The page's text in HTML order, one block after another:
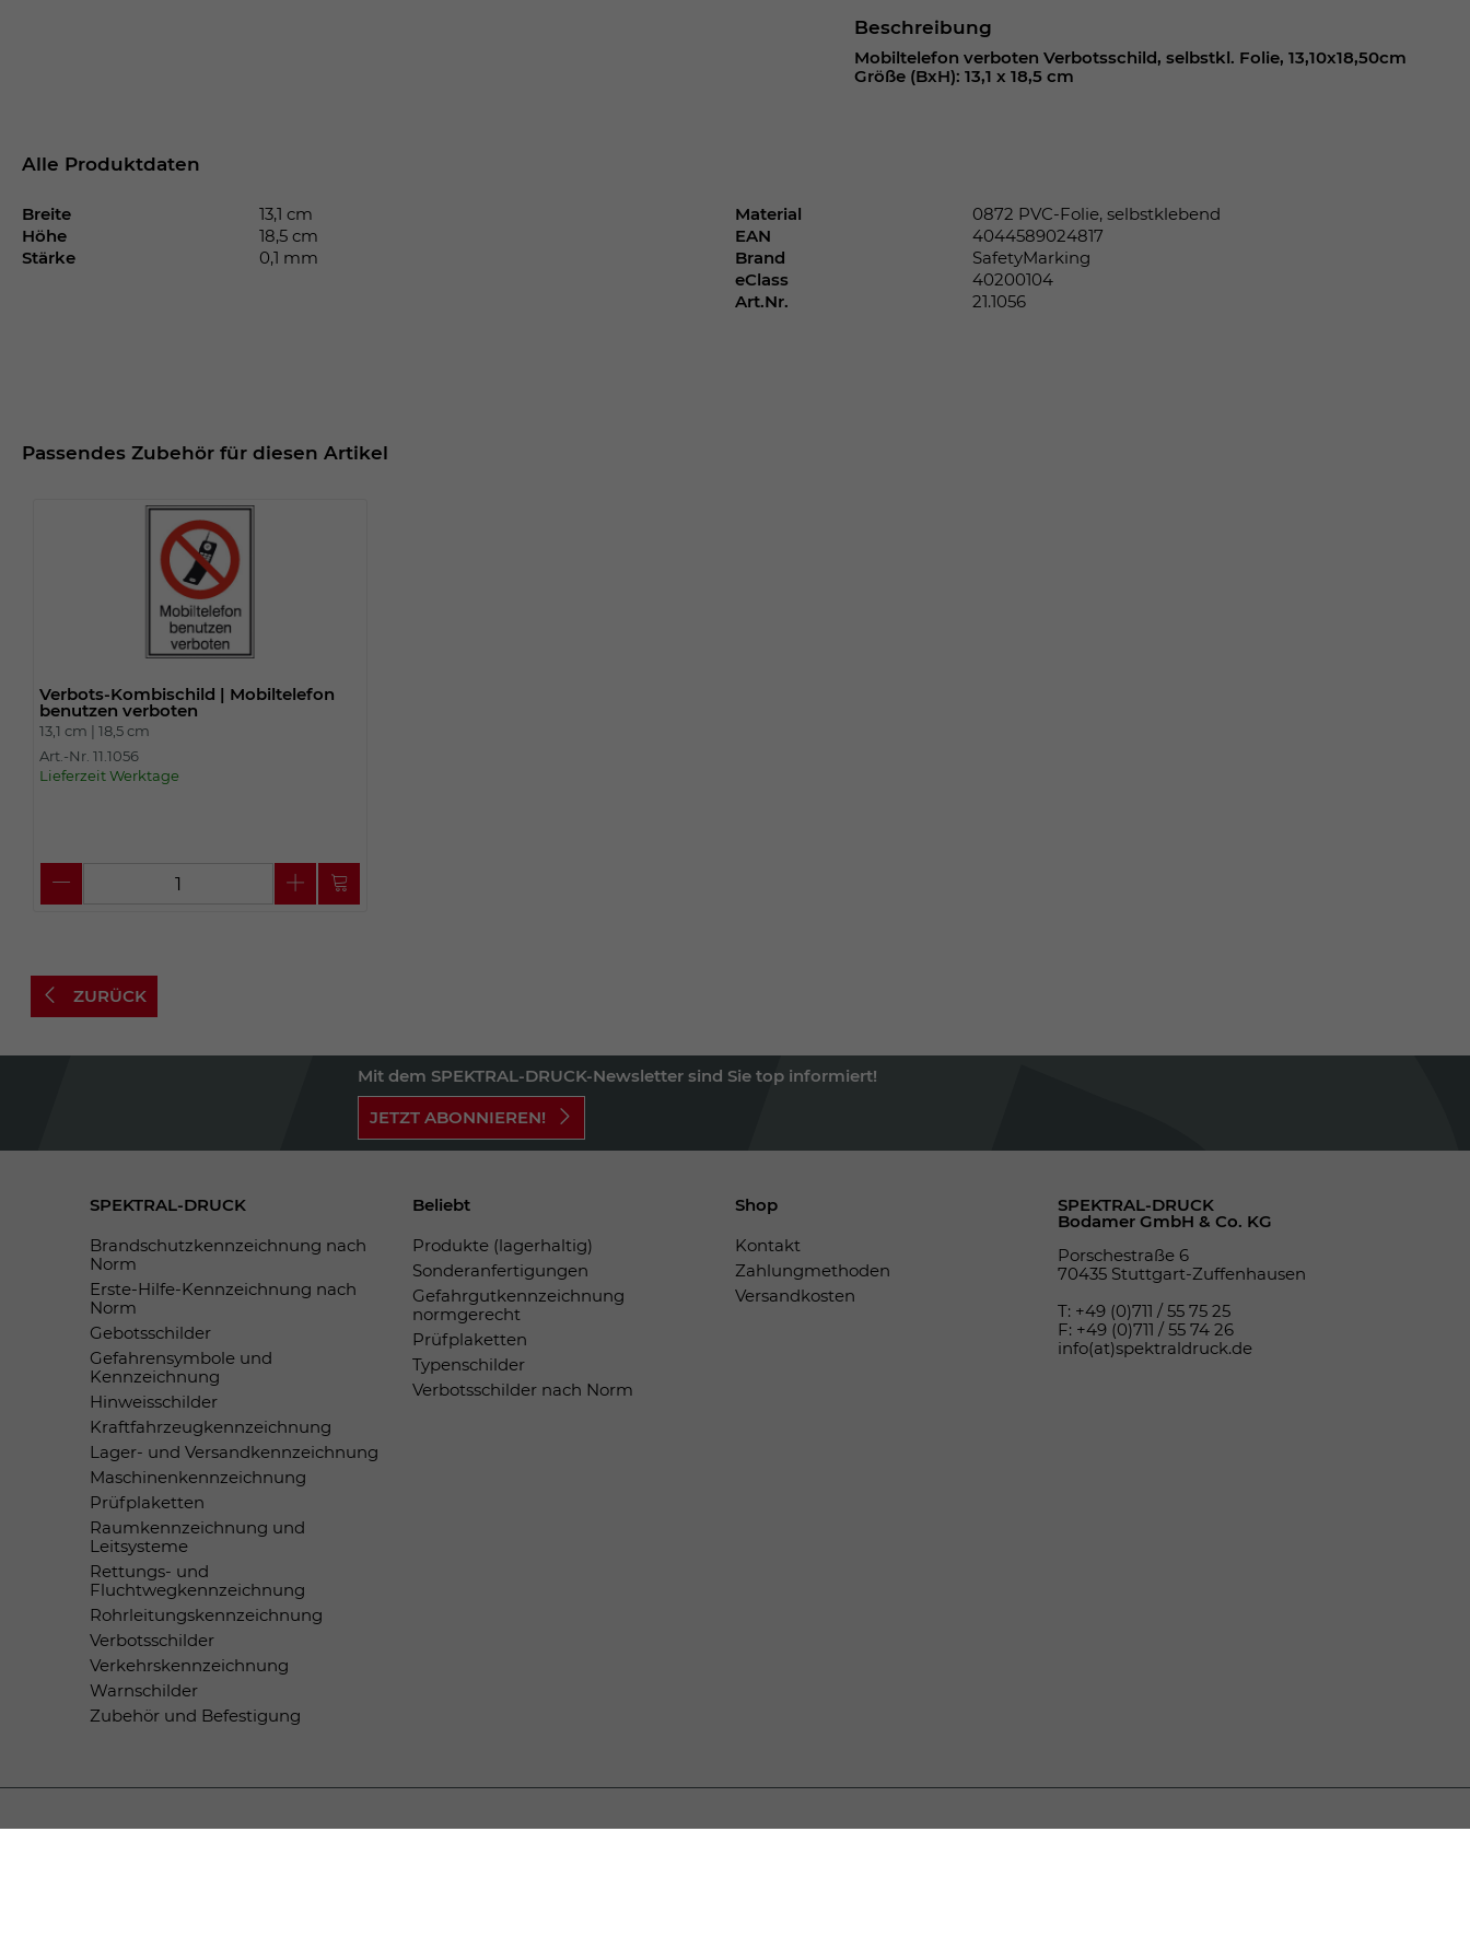
Beschreibung
Mobiltelefon verboten Verbotsschild, selbstkl. Folie, 13,10x18,50cm
Größe (BxH): 13,1 x 18,5 cm
Alle Produktdaten
Breite
13,1 cm
Höhe
18,5 cm
Stärke
0,1 mm
Material
0872 PVC-Folie, selbstklebend
EAN
4044589024817
Brand
SafetyMarking
eClass
40200104
Art.Nr.
21.1056
Passendes Zubehör für diesen Artikel
Verbots-Kombischild | Mobiltelefon
benutzen verboten
13,1 cm |18,5 cm
Art.-Nr. 11.1056
Lieferzeit Werktage
ZURÜCK
Mit dem SPEKTRAL-DRUCK-Newsletter sind Sie top informiert!
JETZT ABONNIEREN!
SPEKTRAL-DRUCK
Brandschutzkennzeichnung nach
Norm
Erste-Hilfe-Kennzeichnung nach
Norm
Gebotsschilder
Gefahrensymbole und
Kennzeichnung
Hinweisschilder
Kraftfahrzeugkennzeichnung
Lager- und Versandkennzeichnung
Maschinenkennzeichnung
Prüfplaketten
Raumkennzeichnung und
Leitsysteme
Rettungs- und
Fluchtwegkennzeichnung
Rohrleitungskennzeichnung
Verbotsschilder
Verkehrskennzeichnung
Warnschilder
Zubehör und Befestigung
Beliebt
Produkte (lagerhaltig)
Sonderanfertigungen
Gefahrgutkennzeichnung
normgerecht
Prüfplaketten
Typenschilder
Verbotsschilder nach Norm
Shop
Kontakt
Zahlungmethoden
Versandkosten
SPEKTRAL-DRUCK
Bodamer GmbH & Co. KG
Porschestraße 6
70435 Stuttgart-Zuffenhausen
T: +49 (0)711 / 55 75 25
F: +49 (0)711 / 55 74 26
info(at)spektraldruck.de
Cookie-Einstellungen für diese Website zu